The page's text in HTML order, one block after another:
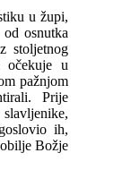
u župi,
osnutka
stoljetnog
očekuje u
pažnjom
Prije
ih,
Božje